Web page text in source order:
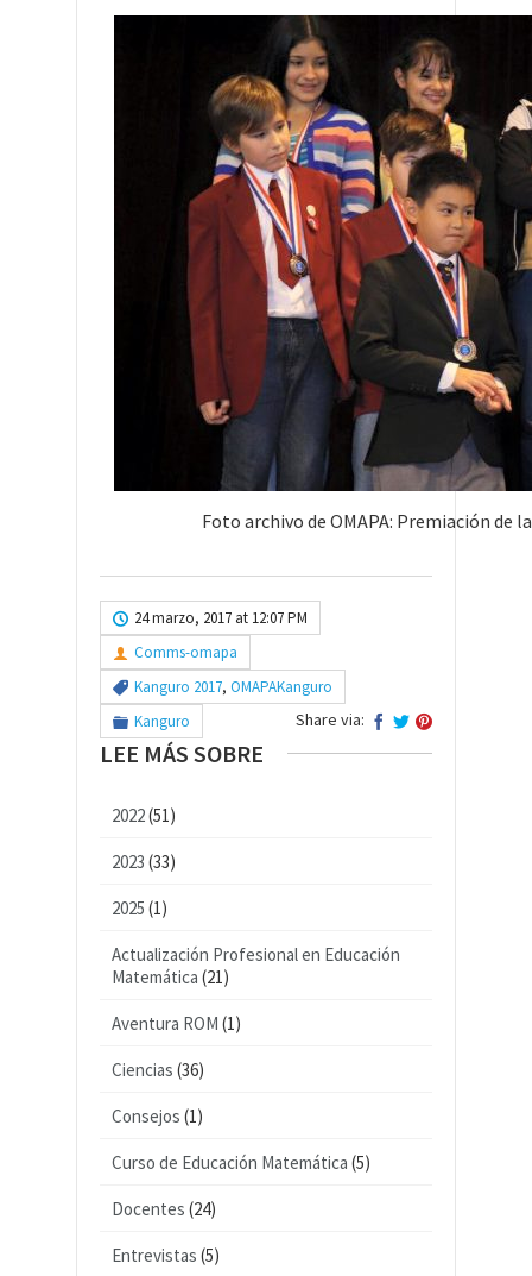
Foto archivo de OMAPA: Premiación de
24 marzo, 2017 at 12:07 PM
Comms-omapa
Kanguro 2017, OMAPAKanguro
Kanguro
Share via:
LEE MÁS SOBRE
2022(51)
2023 (33)
2025 (1)
Actualización Profesional en Educación
Matemática (21)
Aventura ROM (1)
Ciencias (36)
Consejos (1)
Curso de Educación Matemática (5)
Docentes (24)
Entrevistas (5)